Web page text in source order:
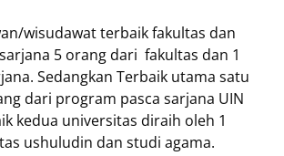
wisudawat terbaik fakultas dan
5 orang dari fakultas dan 1
Sedangkan Terbaik utama satu
dari program pasca sarjana UIN
kedua universitas diraih oleh 1
ushuludin dan studi agama.